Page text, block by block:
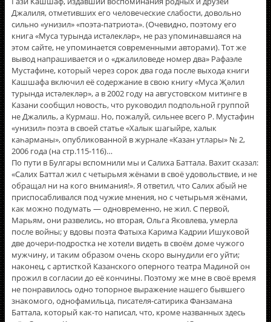
Джалиля, отметивших его человеческие слабости, довольно
сильно «унизил» «поэта-патриота». (Очевидно, поэтому его
книга «Муса турында истәлекләр», не раз упоминавшаяся на
этом сайте, не упоминается современными авторами). Тот же
вывод напрашивается и о «джалиловеде номер два» Рафаэле
Мустафине, который через сорок два года после выхода книги
Кашшафа включил еë содержание в свою книгу «Муса Җәлил
турында истәлекләр», а в 2002 году на августовском митинге в
Казани сообщил новость, что руководил подпольной группой
не Джалиль, а Курмаш. Но, пожалуй, сильнее всего Р. Мустафин
«унизил» поэта в своей статье «Халык шагыйре, халык
каһарманы», опубликованной в журнале «Казан утлары» № 2,
2006 года (на стр.115-116)…
По пути в Булгары вспомнили мы и Салиха Баттала. Вахит сказал:
«Салих Баттал жил с четырьмя жёнами в своё удовольствие, и не
обращал ни на кого внимания!». Я ответил, что Салих абый не
приспосабливался под чужие мнения, но с четырьмя жëнами,
как можно подумать — одновременно, не жил. С первой,
Марьям, они развелись, но вторая, Ольга Яковлева, умерла
после войны; у вдовы поэта Фатыха Карима Кадрии Ишуковой
две дочери-подростка не хотели видеть в своëм доме чужого
мужчину, и таким образом очень скоро вынудили его уйти;
наконец, с артисткой Казанского оперного театра Мадиной он
прожил в согласии до еë кончины. Поэтому же мне в своë время
не понравилось одно топорное выражение нашего бывшего
знакомого, однофамильца, писателя-сатирика Фанзамана
Баттала, который как-то написал, что, кроме названных здесь